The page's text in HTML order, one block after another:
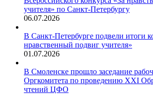
учителя» по Санкт-Петербургу
06.07.2026
В Санкт-Петербурге подвели итоги
нравственный подвиг учителя»
01.07.2026
В Смоленске прошло заседание
Оргкомитета по проведению XXI
чтений ЦФО